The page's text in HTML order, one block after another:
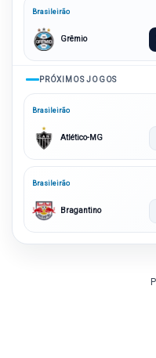
Brasileirão
Grêmio
PRÓXIMOS JOGOS
Brasileirão
Atlético-MG
Brasileirão
Bragantino